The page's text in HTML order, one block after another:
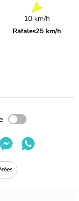
10 km/h
Rafales25 km/h